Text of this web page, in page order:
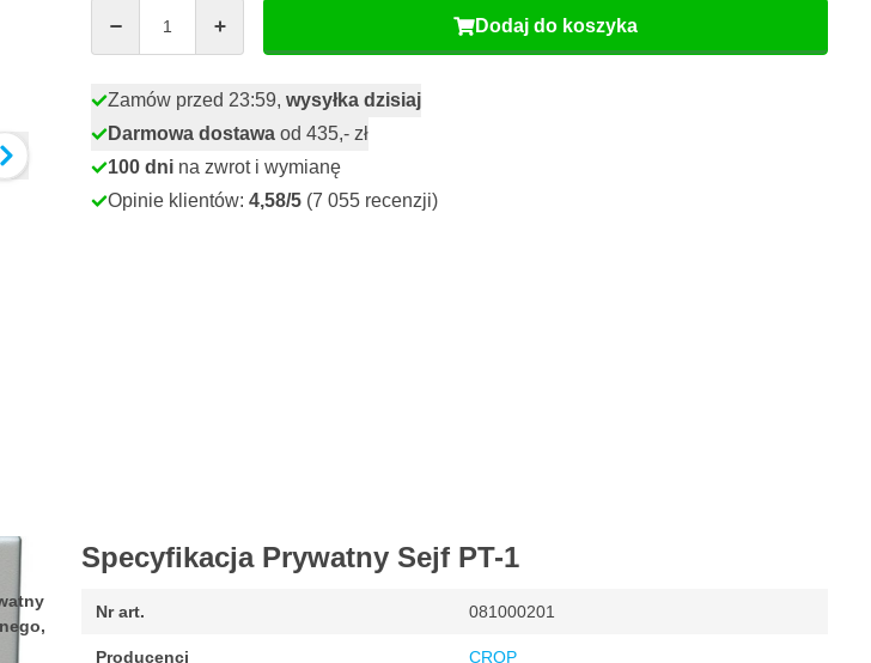
Dodaj do koszyka
Zamów przed 23:59, wysyłka dzisiaj
Darmowa dostawa od 435,- zł
100 dni na zwrot i wymianę
Opinie klientów: 4,58/5 (7 055 recenzji)
Specyfikacja Prywatny Sejf PT-1
Nr art. 081000201
Producenci CROP